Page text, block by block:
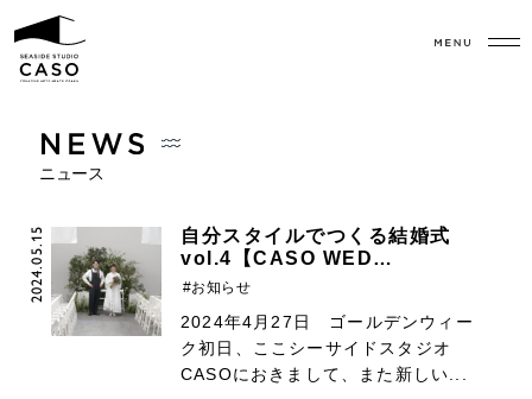
ニュース
2024.05.15
自分スタイルでつくる結婚式
vol.4【CASO WED…
#お知らせ
2024年4月27日 ゴールデンウィー
ク初日、ここシーサイドスタジオ
CASOにおきまして、また新しい...